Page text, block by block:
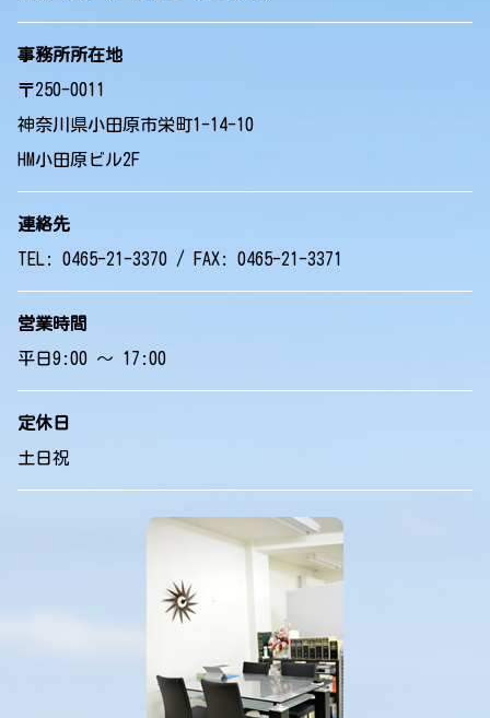
事務所所在地
〒250-0011
神奈川県小田原市栄町1-14-10
HM小田原ビル2F
連絡先
TEL: 0465-21-3370 / FAX: 0465-21-3371
営業時間
平日9:00 ～ 17:00
定休日
土日祝